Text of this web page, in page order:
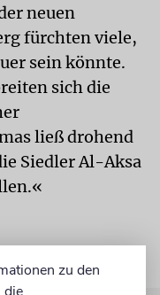
neuen
fürchten viele,
sein könnte.
sich die
ließ drohend
Siedler Al-Aksa
zu den
die